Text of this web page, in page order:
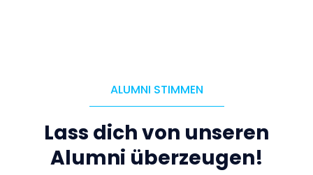
ALUMNI STIMMEN
Lass dich von unseren
Alumni überzeugen!